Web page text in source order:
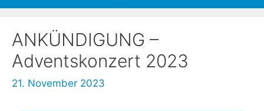
ANKÜNDIGUNG –
Adventskonzert 2023
21. November 2023